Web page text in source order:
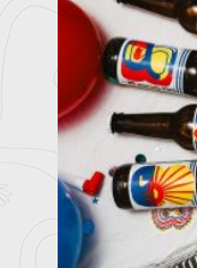
Matriarca
com
O restaurante
de verão 2
Ler mais+